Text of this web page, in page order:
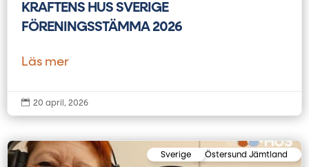
KRAFTENS HUS SVERIGE
FÖRENINGSSTÄMMA 2026
Läs mer
 20 april, 2026
Östersund Jämtland
Sverige